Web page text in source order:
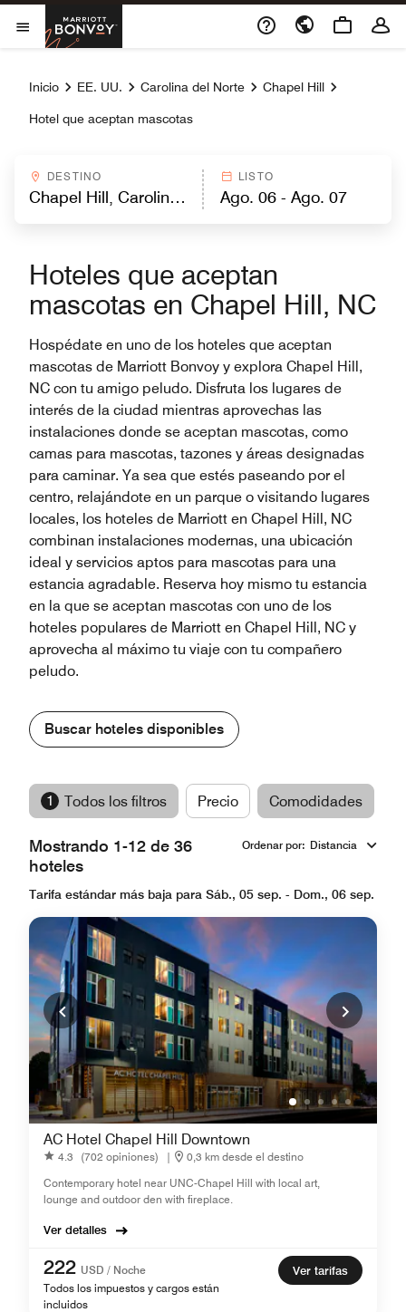
Skip to Content
Abrir el menú
Marriott Bonvoy
Inicio EE. UU. Carolina del Norte Chapel Hill
Hotel que aceptan mascotas
DESTINO LISTO
Hoteles que aceptan
mascotas en Chapel Hill, NC
Hospédate en uno de los hoteles que aceptan
mascotas de Marriott Bonvoy y explora Chapel Hill,
NC con tu amigo peludo. Disfruta los lugares de
interés de la ciudad mientras aprovechas las
instalaciones donde se aceptan mascotas, como
camas para mascotas, tazones y áreas designadas
para caminar. Ya sea que estés paseando por el
centro, relajándote en un parque o visitando lugares
locales, los hoteles de Marriott en Chapel Hill, NC
combinan instalaciones modernas, una ubicación
ideal y servicios aptos para mascotas para una
estancia agradable. Reserva hoy mismo tu estancia
en la que se aceptan mascotas con uno de los
hoteles populares de Marriott en Chapel Hill, NC y
aprovecha al máximo tu viaje con tu compañero
peludo.
Buscar hoteles disponibles
1 Todos los filtros Precio Comodidades
Mostrando 1-12 de 36
hoteles
Ordenar por: Distancia
Tarifa estándar más baja para Sáb., 05 sep. - Dom., 06 sep.
AC Hotel Chapel Hill Downtown
4.3 (702 opiniones) |
0,3 km desde el destino
Contemporary hotel near UNC-Chapel Hill with local art,
lounge and outdoor den with fireplace.
Ver detalles
222 USD / Noche
Todos los impuestos y cargos están
incluidos
Ver tarifas